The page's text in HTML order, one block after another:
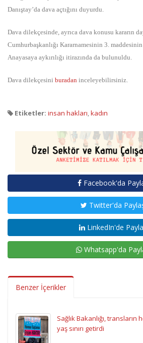
Danıştay’da dava açtığını duyurdu.
Dava dilekçesinde, ayrıca dava konusu kararın
Cumhurbaşkanlığı Kararnamesinin 3.
Anayasaya aykırılığı itirazında da bulunuldu.
Dava dilekçesini buradan inceleyebilirsiniz.
Etiketler: insan hakları,kadın
Facebook'da
Twitter'da
LinkedIn'de
Whatsapp'da
Benzer İçerikler
Sağlık Bakanlığı, transların
yaş sınırı getirdi